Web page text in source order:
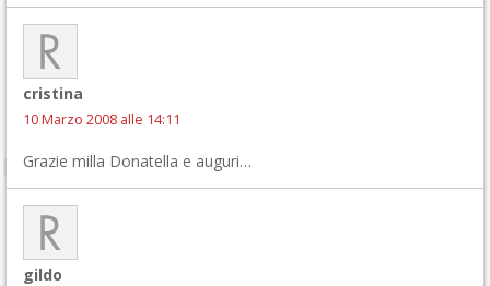
cristina
10 Marzo 2008 alle 14:11
Grazie milla Donatella e auguri…
gildo